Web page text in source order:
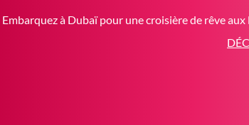
Embarquez à Dubaï pour une croisière de rêve aux